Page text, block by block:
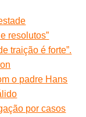
resolutos”
traição é forte”.
o padre Hans
por casos